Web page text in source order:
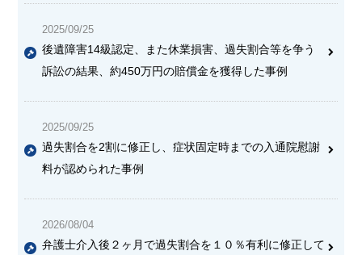
2025/09/25
後遺障害14級認定、また休業損害、過失割合等を争う
訴訟の結果、約450万円の賠償金を獲得した事例
2025/09/25
過失割合を2割に修正し、症状固定時までの入通院慰謝
料が認められた事例
2026/08/04
弁護士介入後２ヶ月で過失割合を１０％有利に修正して